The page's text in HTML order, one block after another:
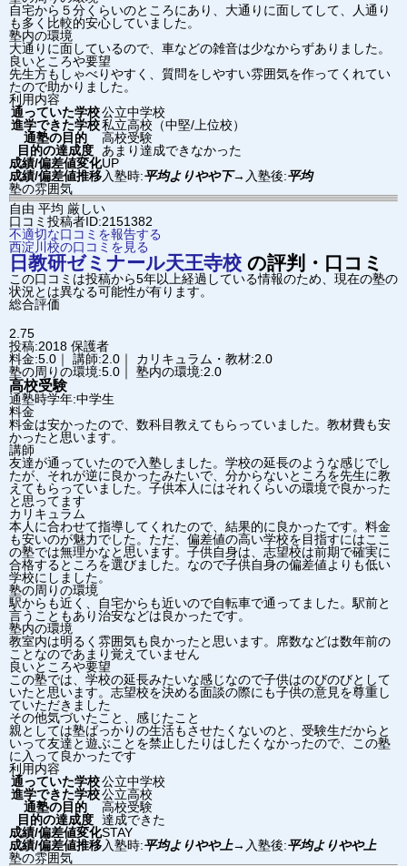
自宅から５分くらいのところにあり、大通りに面してして、人通り
も多く比較的安心していました。
塾内の環境
大通りに面しているので、車などの雑音は少なからずありました。
良いところや要望
先生方もしゃべりやすく、質問をしやすい雰囲気を作ってくれてい
たので助かりました。
利用内容
通っていた学校公立中学校
進学できた学校私立高校（中堅/上位校）
通塾の目的
高校受験
目的の達成度
あまり達成できなかった
成績/偏差値変化UP
成績/偏差値推移入塾時:平均よりやや下→ 入塾後:平均
塾の雰囲気
自由 平均 厳しい
口コミ投稿者ID:2151382
不適切な口コミを報告する
西淀川校の口コミを見る
日教研ゼミナール天王寺校 の評判・口コミ
この口コミは投稿から5年以上経過している情報のため、現在の塾の
状況とは異なる可能性が有ります。
総合評価
2.75
投稿:2018 保護者
料金:5.0｜ 講師:2.0｜ カリキュラム・教材:2.0
塾の周りの環境:5.0｜ 塾内の環境:2.0
高校受験
通塾時学年:中学生
料金
料金は安かったので、数科目教えてもらっていました。教材費も安
かったと思います。
講師
友達が通っていたので入塾しました。学校の延長のような感じでし
たが、それが逆に良かったみたいで、分からないところを先生に教
えてもらっていました。子供本人にはそれくらいの環境で良かった
と思ってます
カリキュラム
本人に合わせて指導してくれたので、結果的に良かったです。料金
も安いのが魅力でした。ただ、偏差値の高い学校を目指すにはここ
の塾では無理かなと思います。子供自身は、志望校は前期で確実に
合格するところを選びました。なので子供自身の偏差値よりも低い
学校にしました。
塾の周りの環境
駅からも近く、自宅からも近いので自転車で通ってました。駅前と
言うこともあり治安などは良かったです。
塾内の環境
教室内は明るく雰囲気も良かったと思います。席数などは数年前の
ことなのであまり覚えていません
良いところや要望
この塾では、学校の延長みたいな感じなので子供はのびのびとして
いたと思います。志望校を決める面談の際にも子供の意見を尊重し
ていただきました
その他気づいたこと、感じたこと
親としては塾ばっかりの生活もさせたくないのと、受験生だからと
いって友達と遊ぶことを禁止したりはしたくなかったので、この塾
に入って良かったです
利用内容
通っていた学校公立中学校
進学できた学校公立高校
通塾の目的
高校受験
目的の達成度 達成できた
成績/偏差値変化STAY
成績/偏差値推移入塾時:平均よりやや上→ 入塾後:平均よりやや上
塾の雰囲気